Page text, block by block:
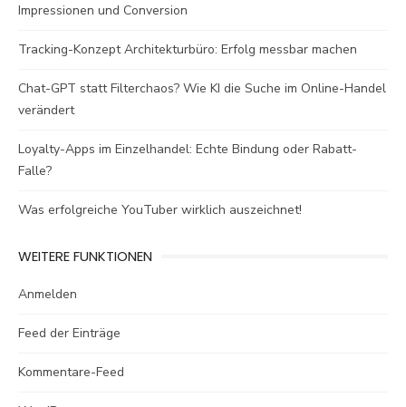
Impressionen und Conversion
Tracking-Konzept Architekturbüro: Erfolg messbar machen
Chat-GPT statt Filterchaos? Wie KI die Suche im Online-Handel
verändert
Loyalty-Apps im Einzelhandel: Echte Bindung oder Rabatt-
Falle?
Was erfolgreiche YouTuber wirklich auszeichnet!
WEITERE FUNKTIONEN
Anmelden
Feed der Einträge
Kommentare-Feed